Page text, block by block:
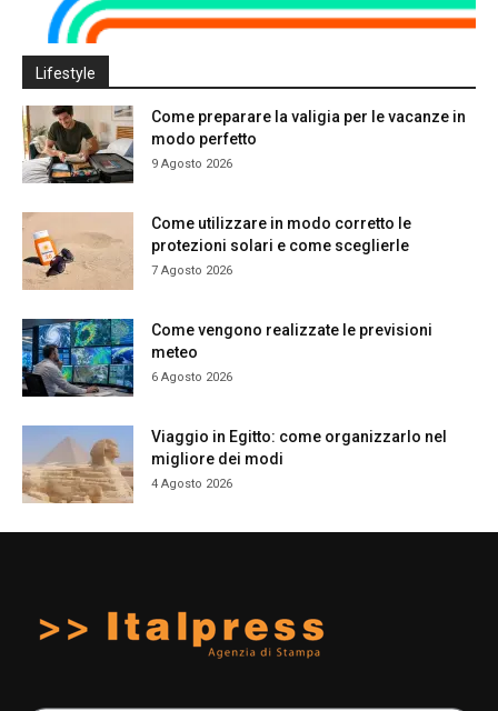
Lifestyle
Come preparare la valigia per le vacanze in
modo perfetto
9 Agosto 2026
Come utilizzare in modo corretto le
protezioni solari e come sceglierle
7 Agosto 2026
Come vengono realizzate le previsioni
meteo
6 Agosto 2026
Viaggio in Egitto: come organizzarlo nel
migliore dei modi
4 Agosto 2026